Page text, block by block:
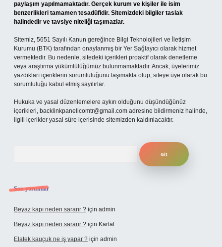
paylaşım yapılmamaktadır. Gerçek kurum ve kişiler ile isim
benzerlikleri tamamen tesadüfidir. Sitemizdeki bilgiler taslak
halindedir ve tavsiye niteliği taşımazlar.
Sitemiz, 5651 Sayılı Kanun gereğince Bilgi Teknolojileri ve İletişim
Kurumu (BTK) tarafından onaylanmış bir Yer Sağlayıcı olarak hizmet
vermektedir. Bu nedenle, sitedeki içerikleri proaktif olarak denetleme
veya araştırma yükümlülüğümüz bulunmamaktadır. Ancak, üyelerimiz
yazdıkları içeriklerin sorumluluğunu taşımakta olup, siteye üye olarak bu
sorumluluğu kabul etmiş sayılırlar.
Hukuka ve yasal düzenlemelere aykırı olduğunu düşündüğünüz
içerikleri, backlinkpanelicomtr@gmail.com adresine bildirmeniz halinde,
ilgili içerikler yasal süre içerisinde sitemizden kaldırılacaktır.
Son yorumlar
Beyaz kapı neden sararır ? için admin
Beyaz kapı neden sararır ? için Kartal
Elatek kauçuk ne iş yapar ? için admin